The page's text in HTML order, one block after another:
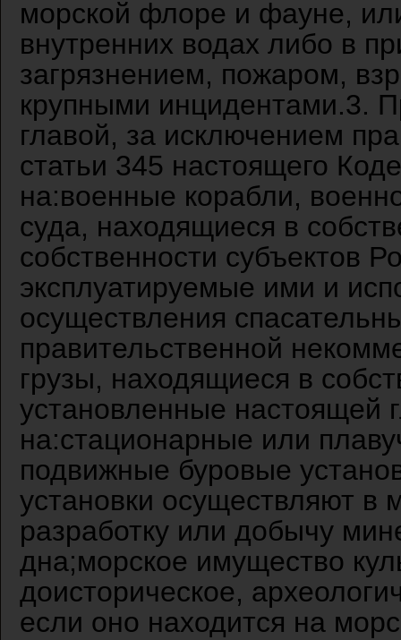
морской флоре и фауне,
внутренних водах либо в
загрязнением, пожаром,
крупными инцидентами.3.
главой, за исключением
статьи 345 настоящего
на:военные корабли,
суда, находящиеся в
собственности субъектов
эксплуатируемые ими и
осуществления
правительственной
грузы, находящиеся в
установленные настоящей
на:стационарные или
подвижные буровые
установки осуществляют в
разработку или добычу
дна;морское имущество
доисторическое,
если оно находится на